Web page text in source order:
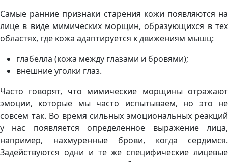
Самые ранние признаки старения кожи появляются на
лице в виде мимических морщин, образующихся в тех
областях, где кожа адаптируется к движениям мышц:
глабелла (кожа между глазами и бровями);
внешние уголки глаз.
Часто говорят, что мимические морщины отражают
эмоции, которые мы часто испытываем, но это не
совсем так. Во время сильных эмоциональных реакций
у нас появляется определенное выражение лица,
например, нахмуренные брови, когда сердимся.
Задействуются одни и те же специфические лицевые